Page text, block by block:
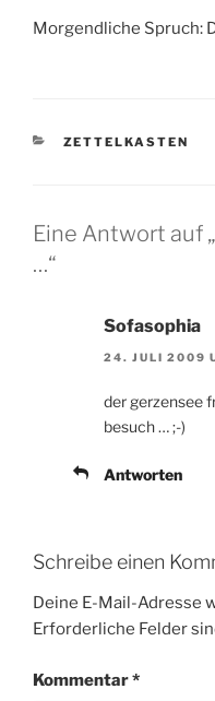
Morgendliche Spruch:
KATEGORIEN
ZETTELKASTEN
Eine Antwort auf
…“
Sofasophia
24. JULI 2009
der gerzensee
besuch … ;-)
Antworten
Schreibe einen
Deine E-Mail-Adresse
Erforderliche Felder
Kommentar*